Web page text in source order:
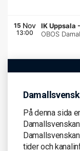
15 Nov
13:00
IK Uppsala
OBOS
På denna sida
tider och